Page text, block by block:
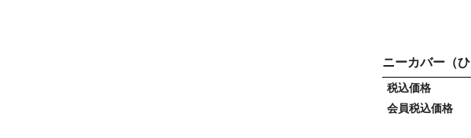
ニーカバー（
税込価格
会員税込価格